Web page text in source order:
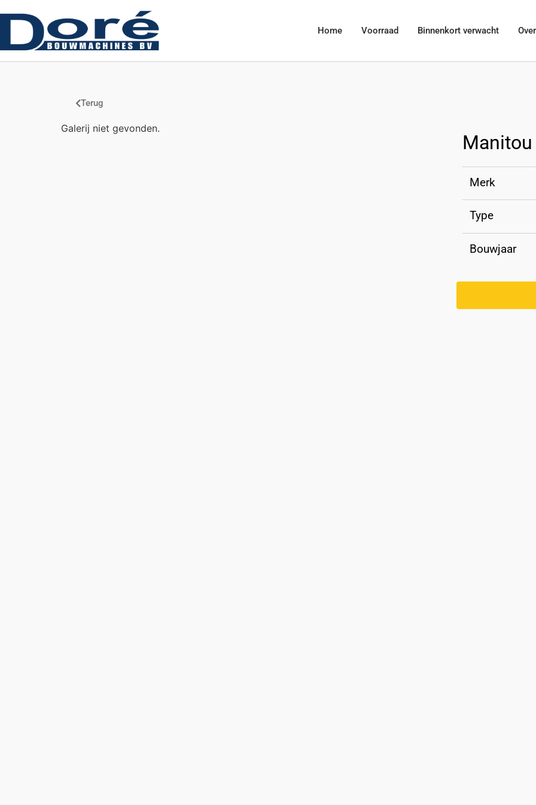
Home Voorraad Binnenkort verwacht
Terug
Galerij niet gevonden.
Manitou
Merk
Type
Bouwjaar